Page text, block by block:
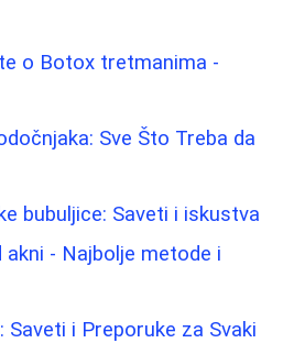
o Botox tretmanima -
Sve Što Treba da
bubuljice: Saveti i iskustva
akni - Najbolje metode i
Saveti i Preporuke za Svaki